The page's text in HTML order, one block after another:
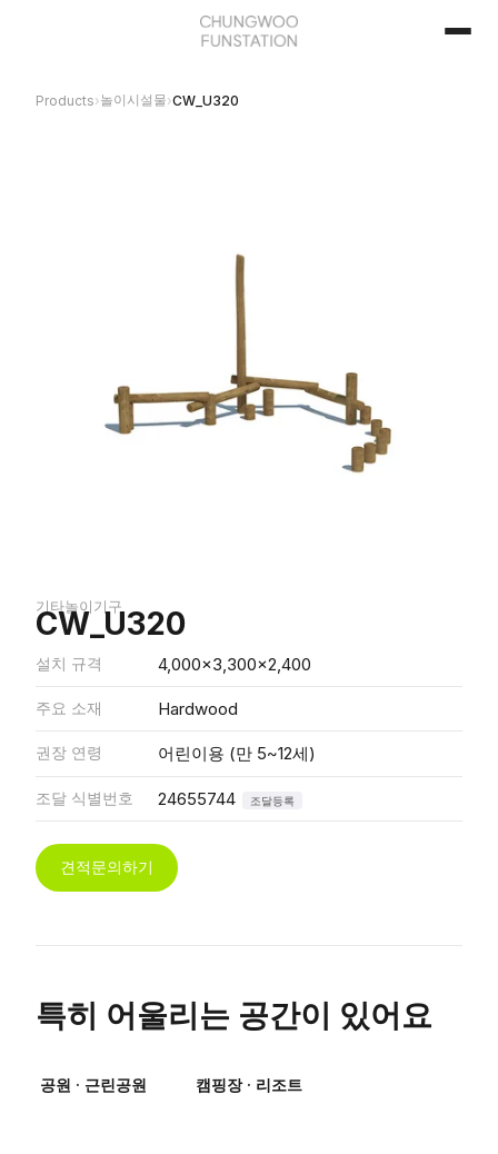
Products›놀이시설물›CW_U320
기타놀이기구
CW_U320
설치 규격 4,000x3,300x2,400
주요 소재 Hardwood
권장 연령 어린이용 (만 5~12세)
조달 식별번호 24655744 조달등록
견적문의하기
특히 어울리는 공간이 있어요
공원 · 근린공원 캠핑장 · 리조트